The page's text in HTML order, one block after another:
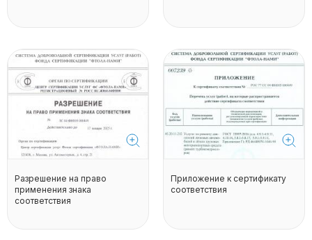
Разрешение на право
применения знака
соответствия
Приложение к сертификату
соответствия